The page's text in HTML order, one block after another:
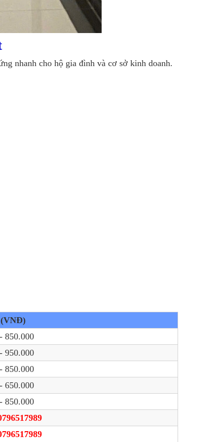
nhanh cho hộ gia đình và cơ sở kinh doanh.
850.000
950.000
850.000
650.000
850.000